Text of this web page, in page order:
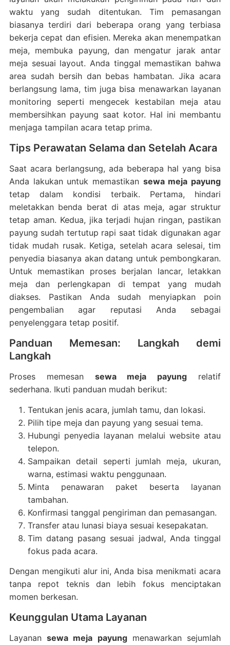
waktu yang sudah ditentukan. Tim pemasangan
biasanya terdiri dari beberapa orang yang terbiasa
bekerja cepat dan efisien. Mereka akan menempatkan
meja, membuka payung, dan mengatur jarak antar
meja sesuai layout. Anda tinggal memastikan bahwa
area sudah bersih dan bebas hambatan. Jika acara
berlangsung lama, tim juga bisa menawarkan layanan
monitoring seperti mengecek kestabilan meja atau
membersihkan payung saat kotor. Hal ini membantu
menjaga tampilan acara tetap prima.
Tips Perawatan Selama dan Setelah Acara
Saat acara berlangsung, ada beberapa hal yang bisa
Anda lakukan untuk memastikan sewa meja payung
tetap dalam kondisi terbaik. Pertama, hindari
meletakkan benda berat di atas meja, agar struktur
tetap aman. Kedua, jika terjadi hujan ringan, pastikan
payung sudah tertutup rapi saat tidak digunakan agar
tidak mudah rusak. Ketiga, setelah acara selesai, tim
penyedia biasanya akan datang untuk pembongkaran.
Untuk memastikan proses berjalan lancar, letakkan
meja dan perlengkapan di tempat yang mudah
diakses. Pastikan Anda sudah menyiapkan poin
pengembalian agar reputasi Anda sebagai
penyelenggara tetap positif.
Panduan Memesan: Langkah demi
Langkah
Proses memesan sewa meja payung relatif
sederhana. Ikuti panduan mudah berikut:
Tentukan jenis acara, jumlah tamu, dan lokasi.
Pilih tipe meja dan payung yang sesuai tema.
Hubungi penyedia layanan melalui website atau
telepon.
Sampaikan detail seperti jumlah meja, ukuran,
warna, estimasi waktu penggunaan.
Minta penawaran paket beserta layanan
tambahan.
Konfirmasi tanggal pengiriman dan pemasangan.
Transfer atau lunasi biaya sesuai kesepakatan.
Tim datang pasang sesuai jadwal, Anda tinggal
fokus pada acara.
Dengan mengikuti alur ini, Anda bisa menikmati acara
tanpa repot teknis dan lebih fokus menciptakan
momen berkesan.
Keunggulan Utama Layanan
Layanansewa meja payungmenawarkan sejumlah